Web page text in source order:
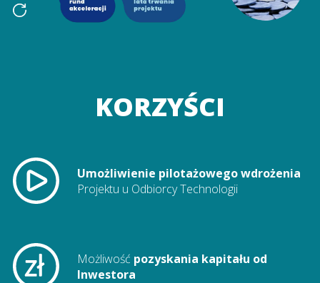
KORZYŚCI
Umożliwienie pilotażowego wdrożenia
Projektu u Odbiorcy Technologii
Możliwość pozyskania kapitału od
Inwestora